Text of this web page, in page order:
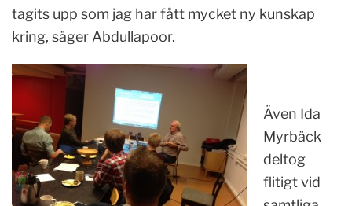
tagits upp som jag har fått mycket ny kunskap
kring, säger Abdullapoor.
Även Ida
Myrbäck
deltog
flitigt vid